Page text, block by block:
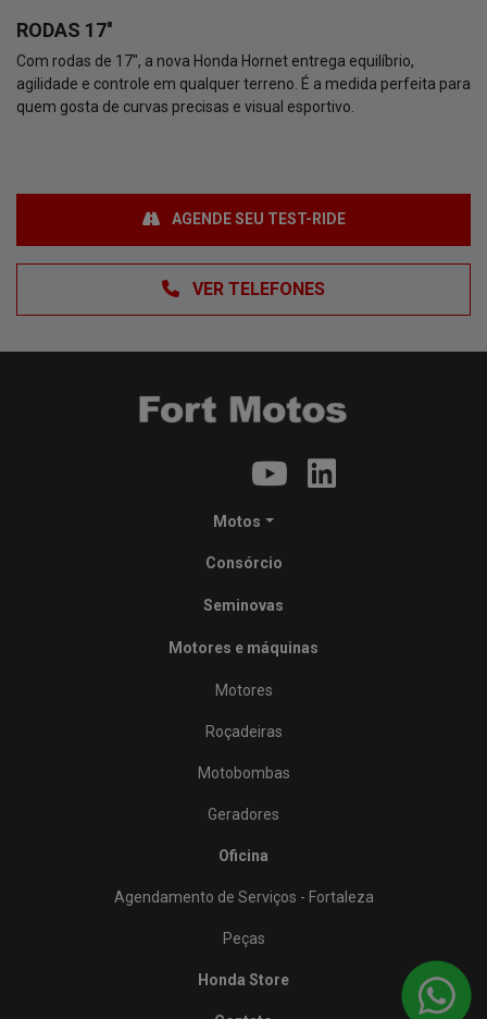
RODAS 17''
Com rodas de 17'', a nova Honda Hornet entrega equilíbrio,
agilidade e controle em qualquer terreno. É a medida perfeita para
quem gosta de curvas precisas e visual esportivo.
VER TELEFONES
AGENDE SEU TEST-RIDE
Motos
Consórcio
Seminovas
Motores e máquinas
Motores
Roçadeiras
Motobombas
Geradores
Oficina
Agendamento de Serviços - Fortaleza
Peças
Honda Store